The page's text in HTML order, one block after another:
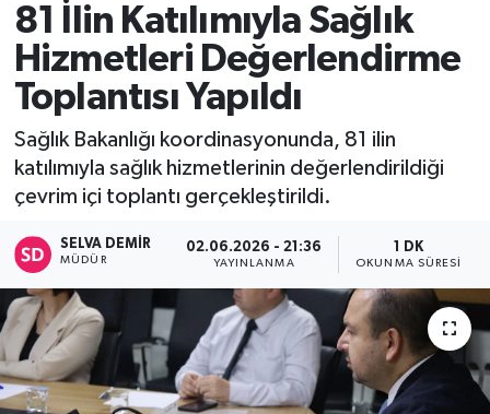
81 İlin Katılımıyla Sağlık
Hizmetleri Değerlendirme
Toplantısı Yapıldı
Sağlık Bakanlığı koordinasyonunda, 81 ilin
katılımıyla sağlık hizmetlerinin değerlendirildiği
çevrim içi toplantı gerçekleştirildi.
SELVA DEMIR
MÜDÜR
02.06.2026 - 21:36
YAYINLANMA
1 DK
OKUNMA SÜRESI
Tüm Manşetler
Son Dakika Haberleri
Haber Arşivi